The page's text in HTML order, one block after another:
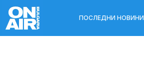
ПОСЛЕДНИ НОВИНИ